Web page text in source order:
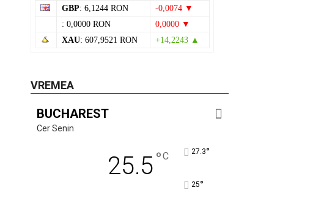
GBP: 6,1244 RON
-0,0074 ▼
: 0,0000 RON
0,0000 ▼
XAU: 607,9521 RON +14,2243 ▲
VREMEA
BUCHAREST
Cer Senin
25.5°C 27.3°
25°